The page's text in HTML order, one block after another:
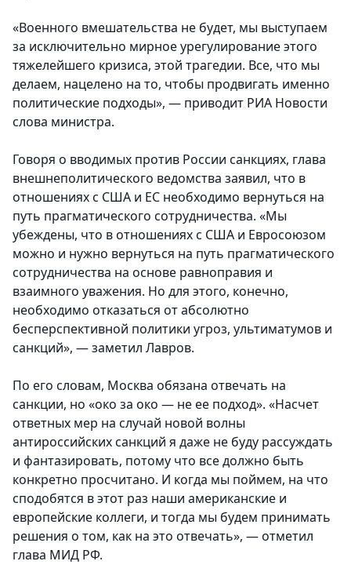
«Военного вмешательства не будет, мы выступаем
за исключительно мирное урегулирование этого
тяжелейшего кризиса, этой трагедии. Все, что мы
делаем, нацелено на то, чтобы продвигать именно
политические подходы», — приводит РИА Новости
слова министра.
Говоря о вводимых против России санкциях, глава
внешнеполитического ведомства заявил, что в
отношениях с США и ЕС необходимо вернуться на
путь прагматического сотрудничества. «Мы
убеждены, что в отношениях с США и Евросоюзом
можно и нужно вернуться на путь прагматического
сотрудничества на основе равноправия и
взаимного уважения. Но для этого, конечно,
необходимо отказаться от абсолютно
бесперспективной политики угроз, ультиматумов и
санкций», — заметил Лавров.
По его словам, Москва обязана отвечать на
санкции, но «око за око — не ее подход». «Насчет
ответных мер на случай новой волны
антироссийских санкций я даже не буду рассуждать
и фантазировать, потому что все должно быть
конкретно просчитано. И когда мы поймем, на что
сподобятся в этот раз наши американские и
европейские коллеги, и тогда мы будем принимать
решения о том, как на это отвечать», — отметил
глава МИД РФ.